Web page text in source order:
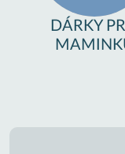
DÁRKY